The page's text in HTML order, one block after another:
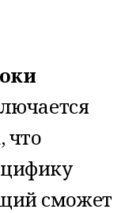
что
сможет